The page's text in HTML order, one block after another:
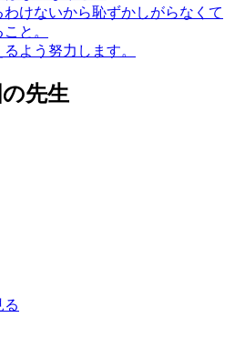
わけないから恥ずかしがらなくて
と。
よう努力します。
先生
る